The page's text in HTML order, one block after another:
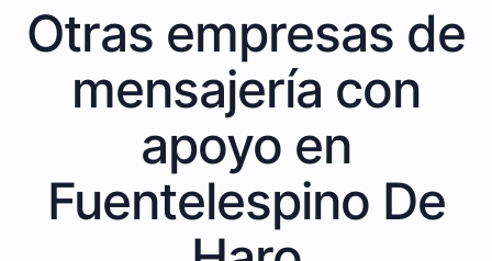
Otras empresas de
mensajería con
apoyo en
Fuentelespino De